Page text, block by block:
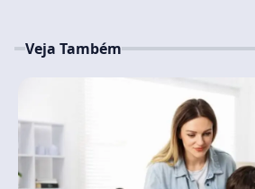
Veja Também